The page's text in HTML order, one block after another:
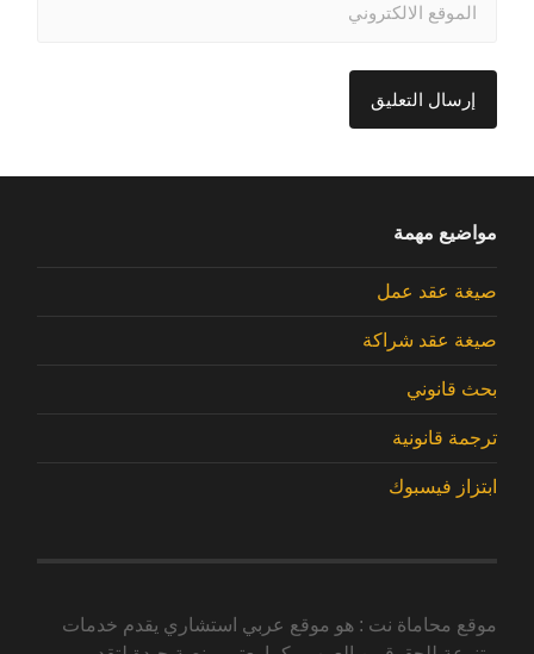
مواضيع مهمة
صيغة عقد عمل
صيغة عقد شراكة
بحث قانوني
ترجمة قانونية
ابتزاز فيسبوك
موقع محاماة نت : هو موقع عربي استشاري يقدم خدمات